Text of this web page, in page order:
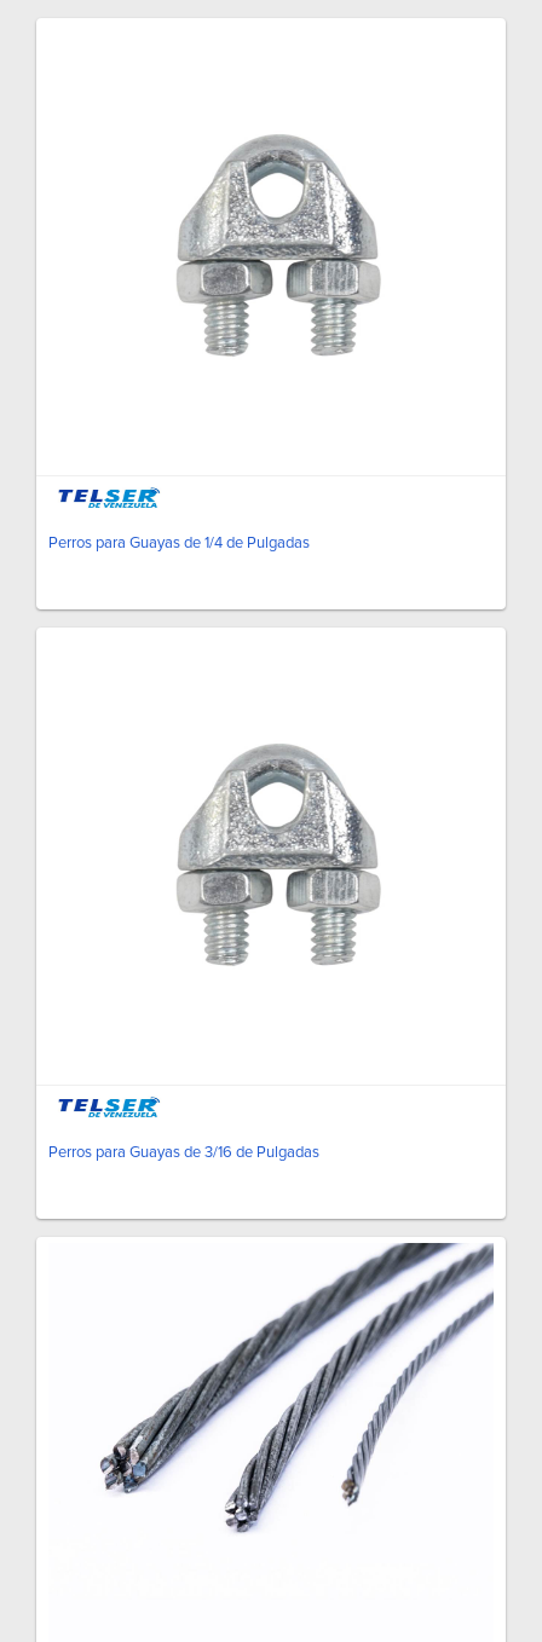
Perros para Guayas de 1/4 de Pulgadas
Perros para Guayas de 3/16 de Pulgadas